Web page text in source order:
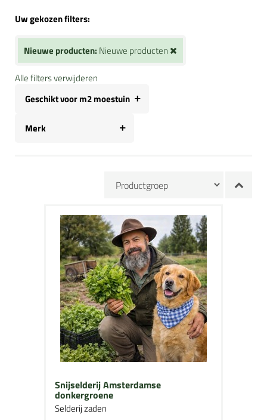
Uw gekozen filters:
Nieuwe producten: Nieuwe producten
Alle filters verwijderen
Geschikt voor m2 moestuin
Merk
Snijselderij Amsterdamse
donkergroene
Selderij zaden